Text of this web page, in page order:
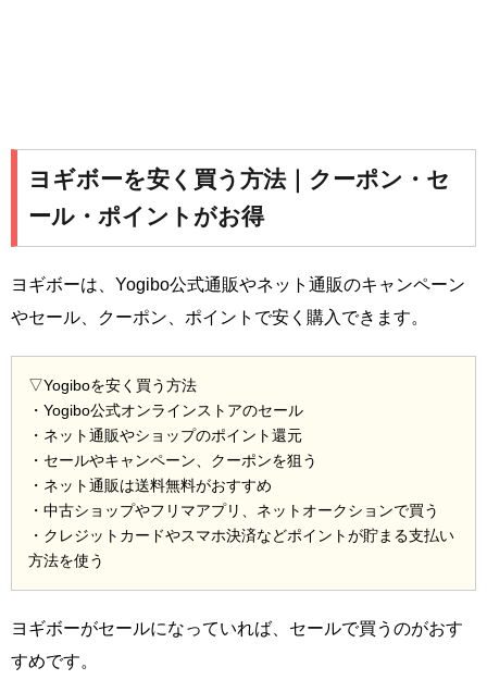
ヨギボーを安く買う方法｜クーポン・セ
ール・ポイントがお得
ヨギボーは、Yogibo公式通販やネット通販のキャンペーン
やセール、クーポン、ポイントで安く購入できます。
▽Yogiboを安く買う方法
・Yogibo公式オンラインストアのセール
・ネット通販やショップのポイント還元
・セールやキャンペーン、クーポンを狙う
・ネット通販は送料無料がおすすめ
・中古ショップやフリマアプリ、ネットオークションで買う
・クレジットカードやスマホ決済などポイントが貯まる支払い
方法を使う
ヨギボーがセールになっていれば、セールで買うのがおす
すめです。